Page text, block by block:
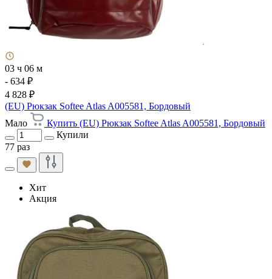
03 ч 06 м
- 634 ₽
4 828 ₽
(EU) Рюкзак Softee Atlas A005581, Бордовый
Мало
Купить (EU) Рюкзак Softee Atlas A005581, Бордовый
Купили
77 раз
Хит
Акция